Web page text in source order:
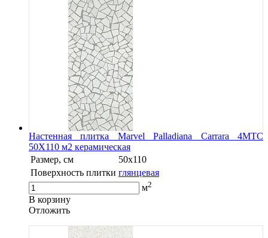
Настенная плитка Marvel Palladiana Carrara 4MTC
50X110 м2 керамическая
Размер, см
50x110
Поверхность плитки глянцевая
м2
В корзину
Oтложить